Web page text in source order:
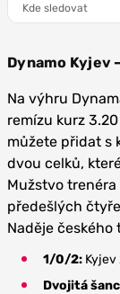
Kde sledovat
Dynamo Kyjev
Na výhru
remízu kurz
můžete přidat s
dvou celků,
Mužstvo
předešlých
Naděje
1/0/2: Kyjev
Dvojitá